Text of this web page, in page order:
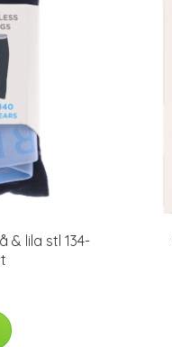
& lila stl 134-